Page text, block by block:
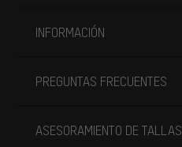
INFORMACIÓN
PREGUNTAS FRECUENTES
ASESORAMIENTO DE TALLAS